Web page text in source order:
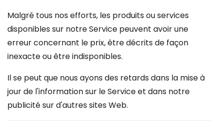
Malgré tous nos efforts, les produits ou services
disponibles sur notre Service peuvent avoir une
erreur concernant le prix, être décrits de façon
inexacte ou être indisponibles.
Il se peut que nous ayons des retards dans la mise à
jour de l'information sur le Service et dans notre
publicité sur d'autres sites Web.